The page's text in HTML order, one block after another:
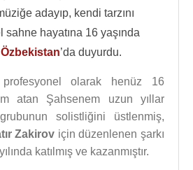
adayıp, kendi tarzını
sahne hayatına 16 yaşında
Özbekistan’da duyurdu.
profesyonel olarak henüz 16
atan Şahsenem uzun yıllar
solistliğini üstlenmiş,
Zakirov için düzenlenen şarkı
katılmış ve kazanmıştır.